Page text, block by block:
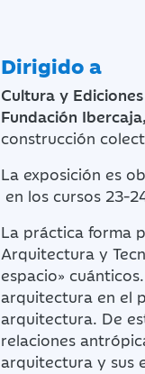
Dirigido a
Cultura y
Fundación Ibercaja,
construcción
La exposición es
en los cursos 23-
La práctica forma
Arquitectura y
espacio»
arquitectura en el
arquitectura. De
relaciones
arquitectura y sus